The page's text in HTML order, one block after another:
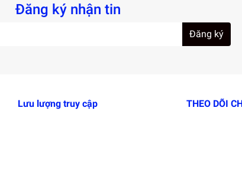
Đăng ký nhận tin
Đăng ký
Lưu lượng truy cập THEO DÕI